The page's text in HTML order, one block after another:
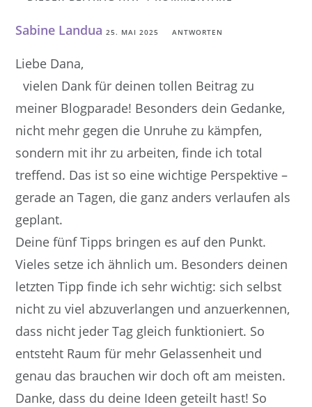
Sabine Landua 25. MAI 2025 ANTWORTEN
Liebe Dana,
vielen Dank für deinen tollen Beitrag zu
meiner Blogparade! Besonders dein Gedanke,
nicht mehr gegen die Unruhe zu kämpfen,
sondern mit ihr zu arbeiten, finde ich total
treffend. Das ist so eine wichtige Perspektive –
gerade an Tagen, die ganz anders verlaufen als
geplant.
Deine fünf Tipps bringen es auf den Punkt.
Vieles setze ich ähnlich um. Besonders deinen
letzten Tipp finde ich sehr wichtig: sich selbst
nicht zu viel abzuverlangen und anzuerkennen,
dass nicht jeder Tag gleich funktioniert. So
entsteht Raum für mehr Gelassenheit und
genau das brauchen wir doch oft am meisten.
Danke, dass du deine Ideen geteilt hast! So